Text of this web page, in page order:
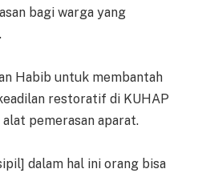
bagi warga yang
Habib untuk membantah
restoratif di KUHAP
pemerasan aparat.
dalam hal ini orang bisa